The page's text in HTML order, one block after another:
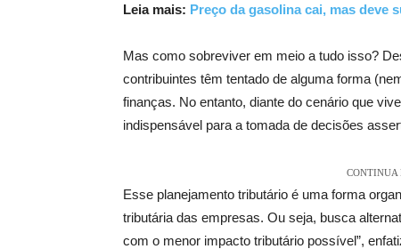
Leia mais: Preço da gasolina cai, mas deve
Mas como sobreviver em meio a tudo isso?
contribuintes têm tentado de alguma forma
finanças. No entanto, diante do cenário que
indispensável para a tomada de decisões
CONTINUA
Esse planejamento tributário é uma forma
tributária das empresas. Ou seja, busca
com o menor impacto tributário possível”,